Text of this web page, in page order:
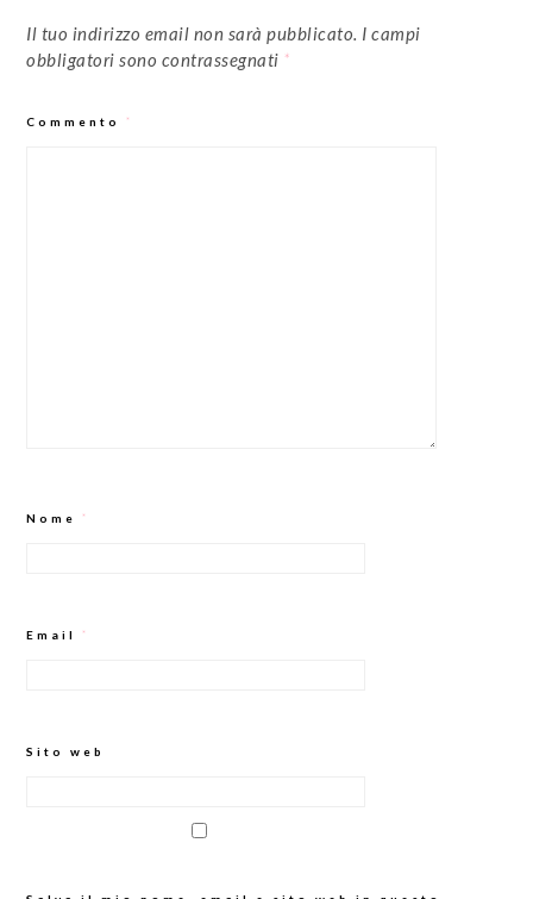
Il tuo indirizzo email non sarà pubblicato. I campi
obbligatori sono contrassegnati *
Commento *
Nome *
Email *
Sito web